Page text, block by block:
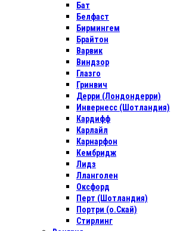
Бат
Белфаст
Бирмингем
Брайтон
Варвик
Виндзор
Глазго
Гринвич
Дерри (Лондондерри)
Инвернесс (Шотландия)
Кардифф
Карлайл
Карнарфон
Кембридж
Лидз
Лланголен
Оксфорд
Перт (Шотландия)
Портри (о.Скай)
Стирлинг